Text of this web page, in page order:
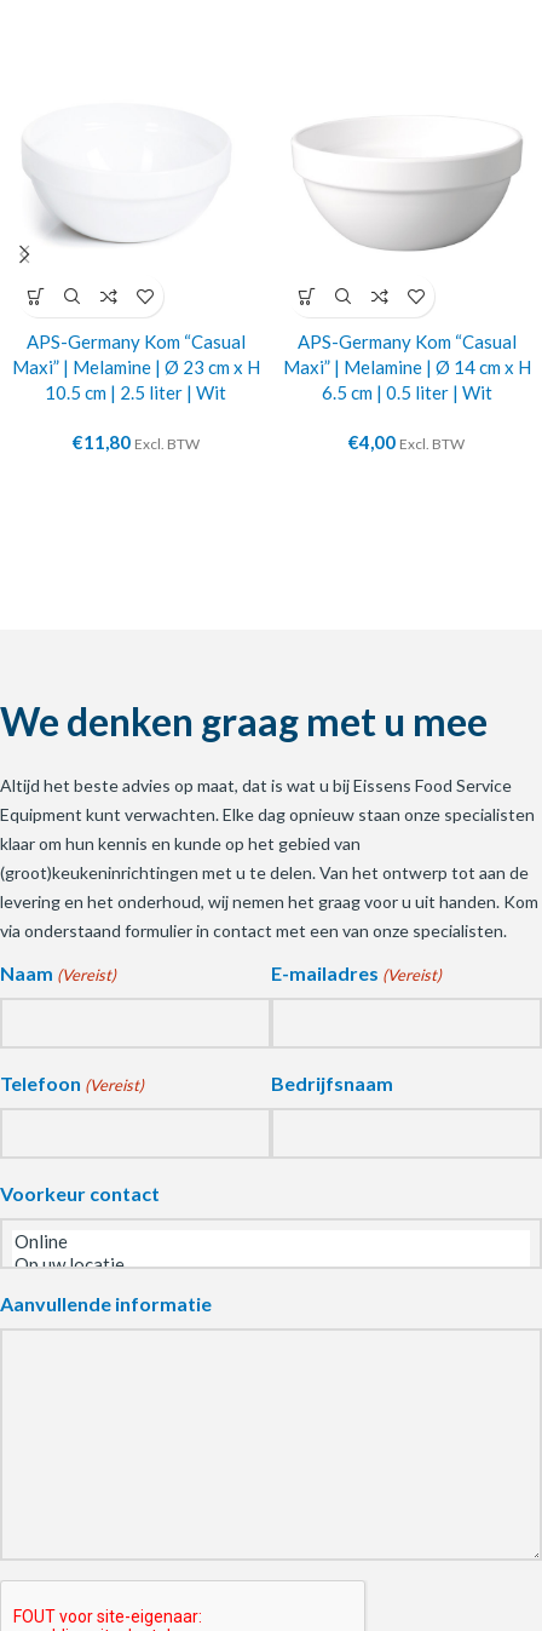
APS-Germany Kom “Casual
Maxi” | Melamine | Ø 23 cm x H
10.5 cm | 2.5 liter | Wit
€11,80 Excl. BTW
APS-Germany Kom “Casual
Maxi” | Melamine | Ø 14 cm x H
6.5 cm | 0.5 liter | Wit
€4,00 Excl. BTW
We denken graag met u mee
Altijd het beste advies op maat, dat is wat u bij Eissens Food Service
Equipment kunt verwachten. Elke dag opnieuw staan onze specialisten
klaar om hun kennis en kunde op het gebied van
(groot)keukeninrichtingen met u te delen. Van het ontwerp tot aan de
levering en het onderhoud, wij nemen het graag voor u uit handen. Kom
via onderstaand formulier in contact met een van onze specialisten.
Naam (Vereist) E-mailadres (Vereist)
Telefoon (Vereist) Bedrijfsnaam
Voorkeur contact
Aanvullende informatie